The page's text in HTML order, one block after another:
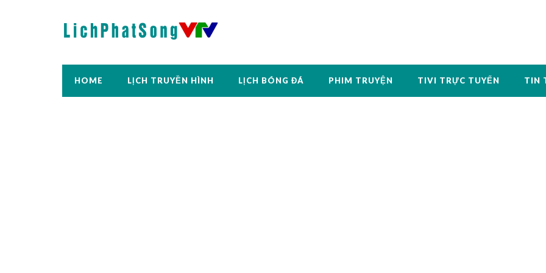
HOME LỊCH TRUYỀN HÌNH LỊCH BÓNG ĐÁ PHIM TRUYỆN TIVI TRỰC TUYẾN TIN